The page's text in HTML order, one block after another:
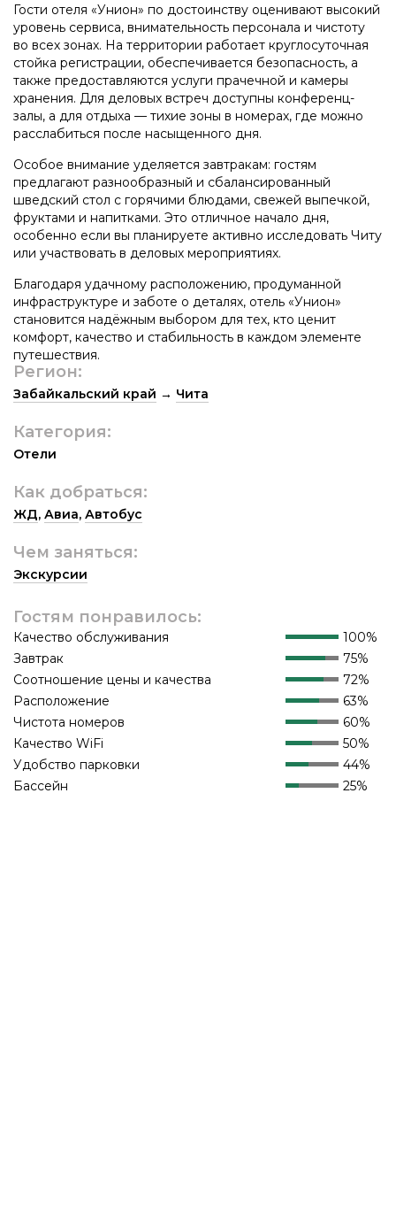
Гости отеля «Унион» по достоинству оценивают высокий
уровень сервиса, внимательность персонала и чистоту
во всех зонах. На территории работает круглосуточная
стойка регистрации, обеспечивается безопасность, а
также предоставляются услуги прачечной и камеры
хранения. Для деловых встреч доступны конференц-
залы, а для отдыха — тихие зоны в номерах, где можно
расслабиться после насыщенного дня.
Особое внимание уделяется завтракам: гостям
предлагают разнообразный и сбалансированный
шведский стол с горячими блюдами, свежей выпечкой,
фруктами и напитками. Это отличное начало дня,
особенно если вы планируете активно исследовать Читу
или участвовать в деловых мероприятиях.
Благодаря удачному расположению, продуманной
инфраструктуре и заботе о деталях, отель «Унион»
становится надёжным выбором для тех, кто ценит
комфорт, качество и стабильность в каждом элементе
путешествия.
Регион:
Забайкальский край → Чита
Категория:
Отели
Как добраться:
ЖД, Авиа, Автобус
Чем заняться:
Экскурсии
Гостям понравилось:
Качество обслуживания
100%
Завтрак
75%
Соотношение цены и качества
72%
Расположение
63%
Чистота номеров
60%
Качество WiFi
50%
Удобство парковки
44%
Бассейн
25%